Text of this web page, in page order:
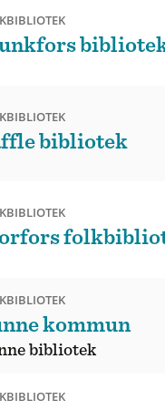
bibliotek
kommun
bibliotek